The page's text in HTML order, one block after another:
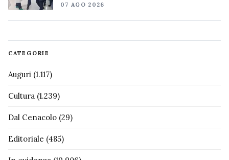
07 AGO 2026
CATEGORIE
Auguri (1.117)
Cultura (1.239)
Dal Cenacolo (29)
Editoriale (485)